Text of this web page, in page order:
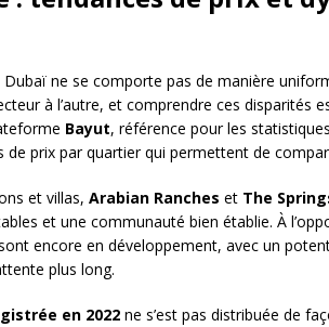
ne se comporte pas de manière
à l’autre, et comprendre ces disparités
Bayut, référence pour les
de prix par quartier qui permettent de
et villas, Arabian Ranches et The
et une communauté bien établie. À
encore en développement, avec un
plus long.
en 2022 ne s’est pas distribuée de